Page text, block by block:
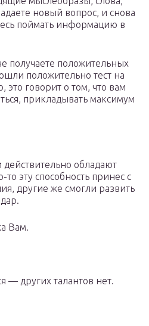
новый вопрос, и снова
поймать информацию в
получаете положительных
положительно тест на
это говорит о том, что вам
прикладывать максимум
обладают
эту способность принес с
другие же смогли развить
Вам.
— других талантов нет.